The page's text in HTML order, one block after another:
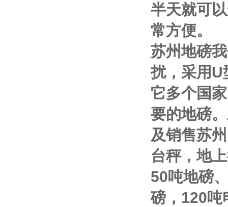
半天就可
常方便。
苏州地磅
扰，采用U
它多个国
要的地磅
及销售苏
台秤，地
50吨地磅
磅， 120吨